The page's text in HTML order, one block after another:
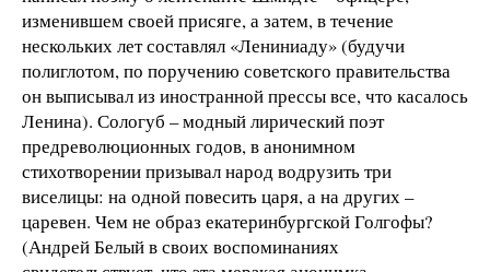
изменившем своей присяге, а затем, в течение
нескольких лет составлял «Лениниаду» (будучи
полиглотом, по поручению советского правительства
он выписывал из иностранной прессы все, что касалось
Ленина). Сологуб – модный лирический поэт
предреволюционных годов, в анонимном
стихотворении призывал народ водрузить три
виселицы: на одной повесить царя, а на других –
царевен. Чем не образ екатеринбургской Голгофы?
(Андрей Белый в своих воспоминаниях